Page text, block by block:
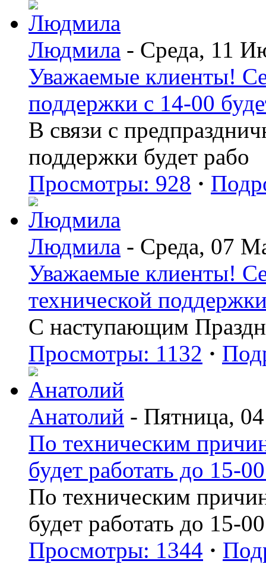
Людмила - Среда, 11
Уважаемые клиенты!
поддержки с 14-00
В связи с
поддержки будет рабо
Просмотры: 928 ·
Людмила - Среда, 07
Уважаемые клиенты!
технической
С наступающим
Просмотры: 1132 ·
Анатолий - Пятница,
По техническим
будет работать до 15-
По техническим
будет работать до 15-00
Просмотры: 1344 ·